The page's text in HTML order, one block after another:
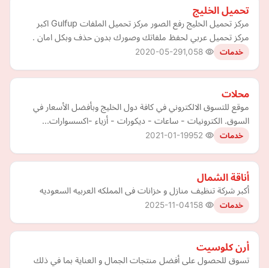
تحميل الخليج
مركز تحميل الخليج رفع الصور مركز تحميل الملفات Gulfup اكبر
مركز تحميل عربي لحفظ ملفاتك وصورك بدون حذف وبكل امان .
خدمات 2020-05-29
محلات
موقع للتسوق الالكتروني في كافة دول الخليج وبأفضل الأسعار في
السوق. الكترونيات - ساعات - ديكورات - أزياء -اكسسوارات...
خدمات 2021-01-19
أناقة الشمال
أكبر شركة تنظيف منازل و خزانات فى المملكه العربيه السعوديه
خدمات 2025-11-04
أرن كلوسيت
تسوق للحصول على أفضل منتجات الجمال و العناية بما في ذلك